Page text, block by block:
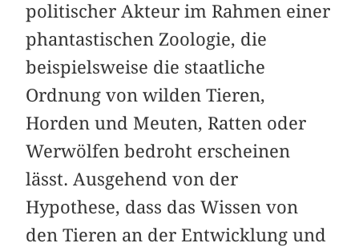
politischer Akteur im Rahmen einer
phantastischen Zoologie, die
beispielsweise die staatliche
Ordnung von wilden Tieren,
Horden und Meuten, Ratten oder
Werwölfen bedroht erscheinen
lässt. Ausgehend von der
Hypothese, dass das Wissen von
den Tieren an der Entwicklung und